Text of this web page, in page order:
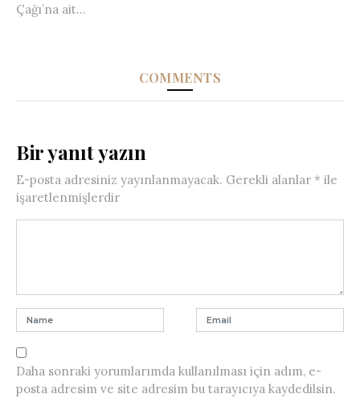
Çağı’na ait...
COMMENTS
Bir yanıt yazın
E-posta adresiniz yayınlanmayacak. Gerekli alanlar * ile
işaretlenmişlerdir
Daha sonraki yorumlarımda kullanılması için adım, e-
posta adresim ve site adresim bu tarayıcıya kaydedilsin.